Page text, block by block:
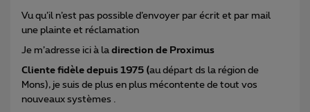
Vu qu’il n’est pas possible d’envoyer par écrit et par mail
une plainte et réclamation
Je m’adresse ici à la direction de Proximus
Cliente fidèle depuis 1975 (au départ ds la région de
Mons), je suis de plus en plus mécontente de tout vos
nouveaux systèmes .